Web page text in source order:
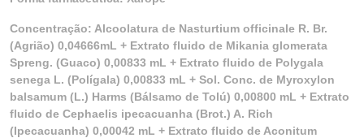
Concentração: Alcoolatura de Nasturtium officinale R. Br.
(Agrião) 0,04666mL + Extrato fluido de Mikania glomerata
Spreng. (Guaco) 0,00833 mL + Extrato fluido de Polygala
senega L. (Polígala) 0,00833 mL + Sol. Conc. de Myroxylon
balsamum (L.) Harms (Bálsamo de Tolú) 0,00800 mL + Extrato
fluido de Cephaelis ipecacuanha (Brot.) A. Rich
(Ipecacuanha) 0,00042 mL + Extrato fluido de Aconitum